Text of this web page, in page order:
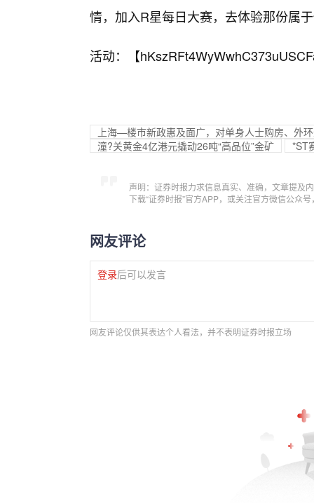
情，加入R星每日大赛，去体验那份属
活动：【
上海—楼市新政惠及面广，对单身人士购房、外
潼?关黄金4亿港元撬动26吨“高品位”金矿
*ST
声明：证券时报力求信息真实、准确，文章提及
下载“证券时报”官方APP，或关注官方微信公众
网友评论
登录后可以发言
网友评论仅供其表达个人看法，并不表明证券时报立场